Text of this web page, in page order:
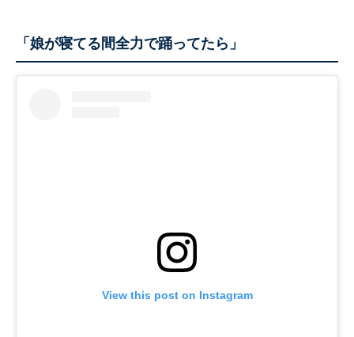
「娘が寝てる間全力で踊ってたら」
View this post on Instagram